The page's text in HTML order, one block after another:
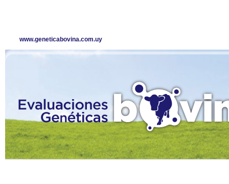
www.geneticabovina.com.uy